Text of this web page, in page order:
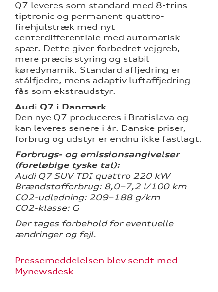
Q7 leveres som standard med 8-trins
tiptronic og permanent quattro-
firehjulstræk med nyt
centerdifferentiale med automatisk
spær. Dette giver forbedret vejgreb,
mere præcis styring og stabil
køredynamik. Standard affjedring er
stålfjedre, mens adaptiv luftaffjedring
fås som ekstraudstyr.
Audi Q7 i Danmark
Den nye Q7 produceres i Bratislava og
kan leveres senere i år. Danske priser,
forbrug og udstyr er endnu ikke fastlagt.
Forbrugs- og emissionsangivelser
(foreløbige tyske tal):
Audi Q7 SUV TDI quattro 220 kW
Brændstofforbrug: 8,0–7,2 l/100 km
CO2-udledning: 209–188 g/km
CO2-klasse: G
Der tages forbehold for eventuelle
ændringer og fejl.
Pressemeddelelsen blev sendt med
Mynewsdesk